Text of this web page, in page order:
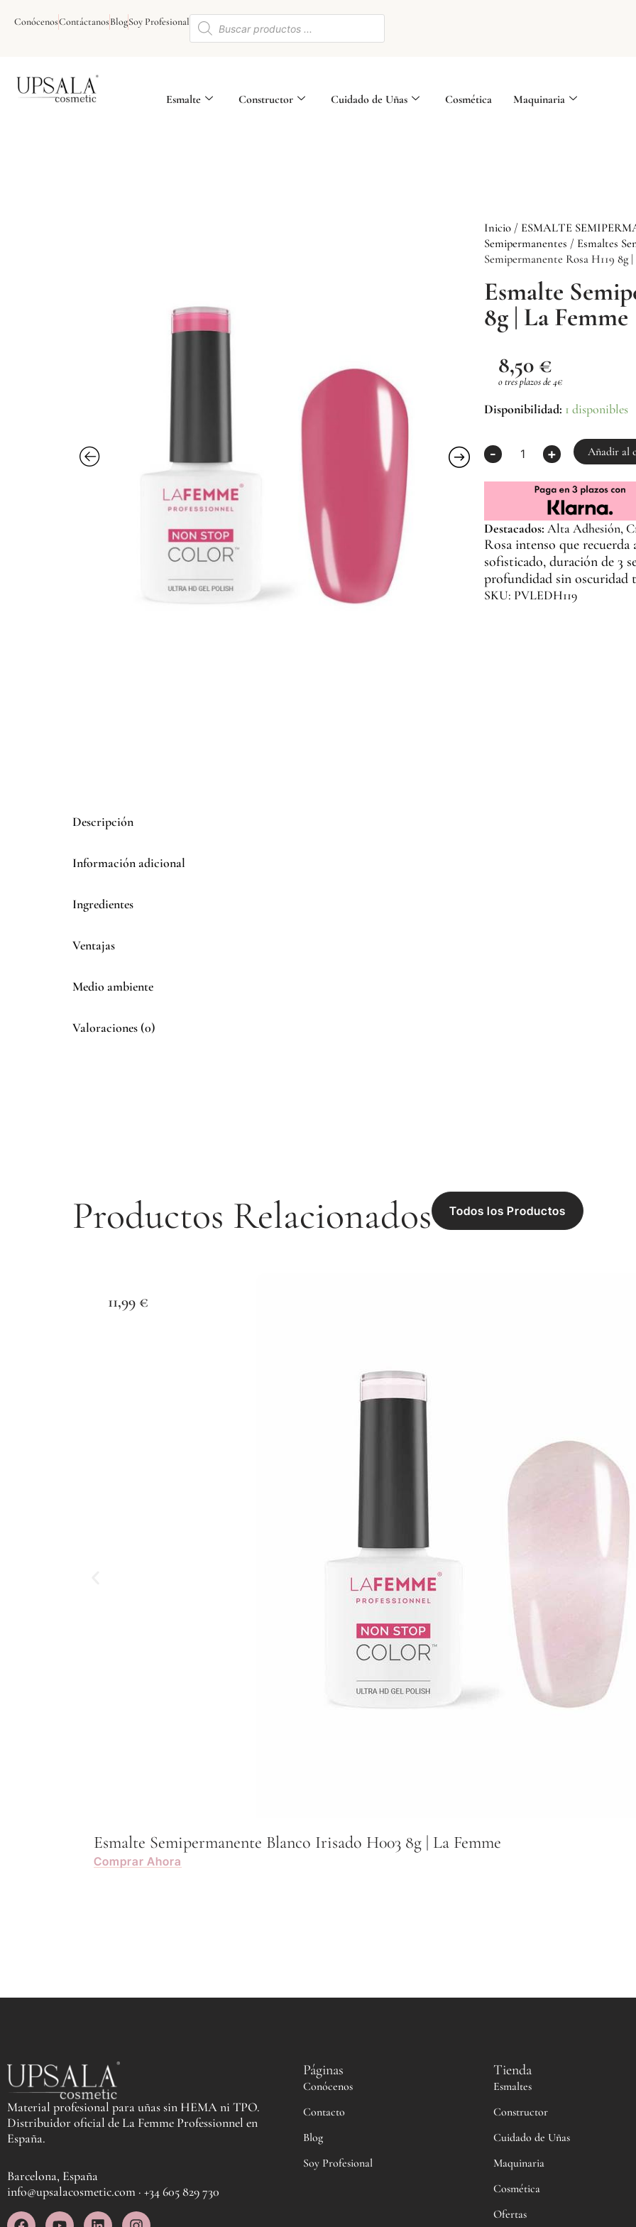
ConócenosContáctanosBlogSoy Profesional Búsqueda
Esmalte Constructor Cuidado de Uñas Cosmética Maquinaria
Inicio / ESMALTE
Semipermanentes / Esmaltes
Semipermanente Rosa H119 8g
Esmalte
8g | La Femme
8,50 €
o tres plazos de 4€
Disponibilidad: 1 disponibles
-
Esmalte
H119
8g
cantidad
+ Añadir al
Destacados: Alta Adhesión,
Rosa intenso que recuerda
sofisticado, duración de 3
profundidad sin oscuridad
SKU: PVLEDH119
Descripción
Información adicional
Ingredientes
Ventajas
Medio ambiente
Valoraciones (0)
Productos Relacionados Todos los Productos
11,99 €
Esmalte Semipermanente Blanco Irisado H003 8g | La Femme
Comprar Ahora
Material profesional para uñas sin HEMA ni TPO.
Distribuidor oficial de La Femme Professionnel en
España.
Barcelona, España
info@upsalacosmetic.com · +34 605 829 730
F
Y
L
I
Páginas
Conócenos
Contacto
Blog
Soy Profesional
Tienda
Esmaltes
Constructor
Cuidado de Uñas
Maquinaria
Cosmética
Ofertas